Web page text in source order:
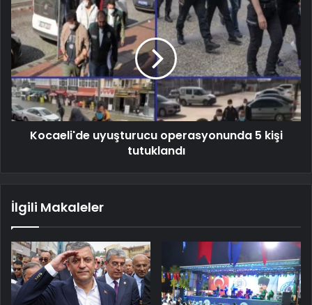
Kocaeli'de uyuşturucu operasyonunda 5 kişi
tutuklandı
İlgili Makaleler